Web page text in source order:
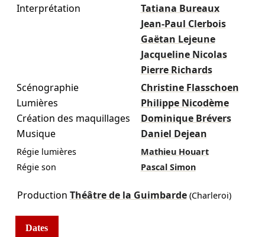
Interprétation
Tatiana Bureaux
Jean-Paul Clerbois
Gaëtan Lejeune
Jacqueline Nicolas
Pierre Richards
Scénographie
Christine Flasschoen
Lumières
Philippe Nicodème
Création des maquillages
Dominique Brévers
Musique
Daniel Dejean
Régie lumières
Mathieu Houart
Régie son
Pascal Simon
Production Théâtre de la Guimbarde(Charleroi)
Dates